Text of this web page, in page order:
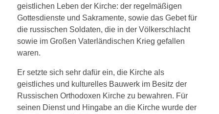
geistlichen Leben der Kirche: der regelmäßigen
Gottesdienste und Sakramente, sowie das Gebet für
die russischen Soldaten, die in der Völkerschlacht
sowie im Großen Vaterländischen Krieg gefallen
waren.
Er setzte sich sehr dafür ein, die Kirche als
geistliches und kulturelles Bauwerk im Besitz der
Russischen Orthodoxen Kirche zu bewahren. Für
seinen Dienst und Hingabe an die Kirche wurde der